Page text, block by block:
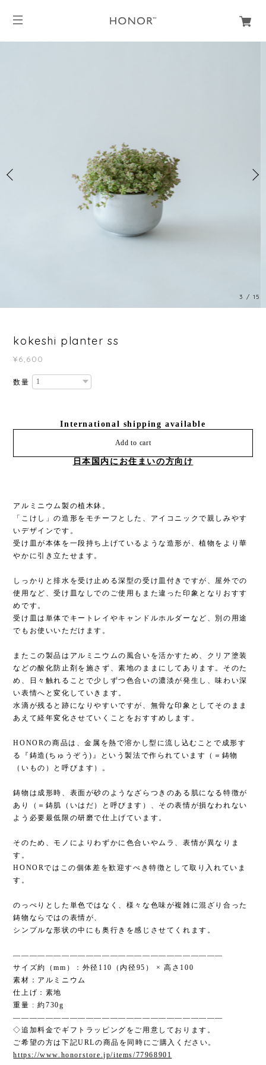
3 / 15
kokeshi planter ss
¥6,600
数量
International shipping available
Add to cart
日本国内にお住まいの方向け
アルミニウム製の植木鉢。
「こけし」の造形をモチーフとした、アイコニックで親しみやす
いデザインです。
受け皿が本体を一段持ち上げているような造形が、植物をより華
やかに引き立たせます。
しっかりと排水を受け止める深型の受け皿付きですが、屋外での
使用など、受け皿なしでのご使用もまた違った印象となりおすす
めです。
受け皿は単体でキートレイやキャンドルホルダーなど、別の用途
でもお使いいただけます。
またこの製品はアルミニウムの風合いを活かすため、クリア塗装
などの酸化防止剤を施さず、素地のままにしてあります。そのた
め、日々触れることで少しずつ色合いの濃淡が発生し、味わい深
い表情へと変化していきます。
水滴が残ると跡になりやすいですが、無骨な印象としてそのまま
あえて経年変化させていくことをおすすめします。
HONORの商品は、金属を熱で溶かし型に流し込むことで成形す
る『鋳造(ちゅうぞう)』という製法で作られています（＝鋳物
（いもの）と呼びます）。
鋳物は成形時、表面が砂のようなざらつきのある肌になる特徴が
あり（＝鋳肌（いはだ）と呼びます）、その表情が損なわれない
よう必要最低限の研磨で仕上げています。
そのため、モノによりわずかに色合いやムラ、表情が異なりま
す。
HONORではこの個体差を歓迎すべき特徴として取り入れていま
す。
のっぺりとした単色ではなく、様々な色味が複雑に混ざり合った
鋳物ならではの表情が、
シンプルな形状の中にも奥行きを感じさせてくれます。
——————————————————————————
サイズ約（mm）：外径110（内径95） × 高さ100
素材：アルミニウム
仕上げ：素地
重量 : 約730g
——————————————————————————
◇追加料金でギフトラッピングをご用意しております。
ご希望の方は下記URLの商品を同時にご購入ください。
https://www.honorstore.jp/items/77968901